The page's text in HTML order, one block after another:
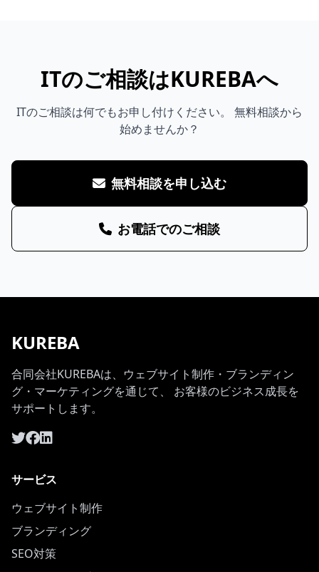
ITのご相談はKUREBAへ
ITのご相談は何でもお申し付けください。 無料相談から
始めませんか？
無料相談を申し込む
お電話でのご相談
KUREBA
合同会社KUREBAは、ウェブサイト制作・ブランディン
グ・マーケティングを通じて、 お客様のビジネス成長を
サポートします。
サービス
ウェブサイト制作
ブランディング
SEO対策